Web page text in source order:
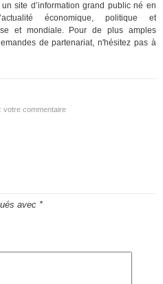
site d’information grand public né en
économique, politique et
et mondiale. Pour de plus amples
de partenariat, n'hésitez pas à
votre commentaire
avec *